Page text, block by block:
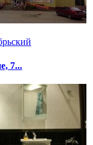
7...